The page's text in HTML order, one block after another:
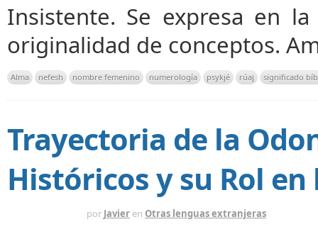
Insistente. Se expresa en
originalidad de conceptos.
Alma nefesh nombre femenino numerología psykjé rúaj significado
Trayectoria de la
Históricos y su Rol en
por Javier en Otras lenguas extranjeras